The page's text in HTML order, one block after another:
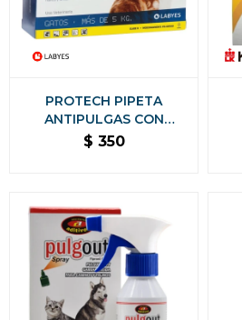
PROTECH PIPETA
ANTIPULGAS CON
ACCIÓN AMBIENTAL
$ 350